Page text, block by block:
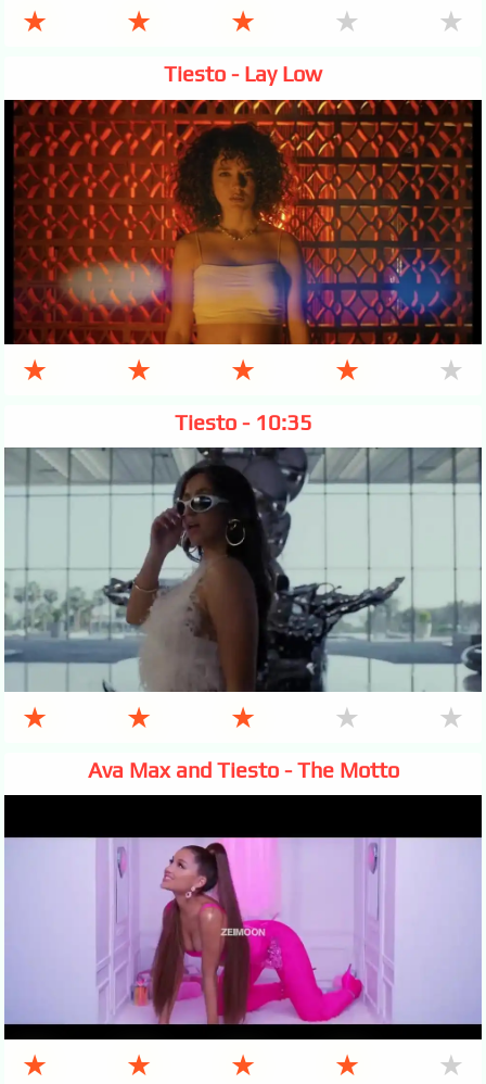
★ ★ ★ ★ ★
Tiesto - Lay Low
★ ★ ★ ★ ★
Tiesto - 10:35
★ ★ ★ ★ ★
Ava Max and Tiesto - The Motto
★ ★ ★ ★ ★